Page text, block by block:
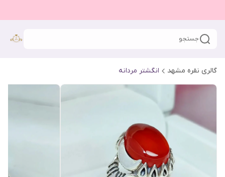
جستجو
گالری نقره مشهد انگشتر مردانه